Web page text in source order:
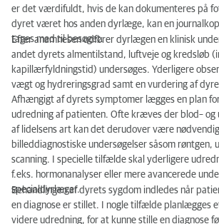
er det værdifuldt, hvis de kan dokumenteres på
dyret været hos anden dyrlæge, kan en
tages med til besøget.
Efter anamnesen udfører dyrlægen en klinisk
andet dyrets almentilstand, luftveje og kredsløb
kapillærfyldningstid) undersøges. Yderligere
vægt og hydreringsgrad samt en vurdering af
Afhængigt af dyrets symptomer lægges en plan
udredning af patienten. Ofte kræves der blod–
af lidelsens art kan det derudover være
billeddiagnostiske undersøgelser såsom røntgen,
scanning. I specielle tilfælde skal yderligere
f.eks. hormonanalyser eller mere avancerede
specialdyrlæger.
Behandlingen af dyrets sygdom indledes når
en diagnose er stillet. I nogle tilfælde planlægges
videre udredning, for at kunne stille en diagnose